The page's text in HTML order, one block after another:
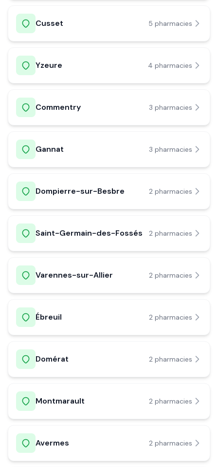
Cusset 5 pharmacies
Yzeure 4 pharmacies
Commentry 3 pharmacies
Gannat 3 pharmacies
Dompierre-sur-Besbre 2 pharmacies
Saint-Germain-des-Fossés 2 pharmacies
Varennes-sur-Allier 2 pharmacies
Ébreuil 2 pharmacies
Domérat 2 pharmacies
Montmarault 2 pharmacies
Avermes 2 pharmacies